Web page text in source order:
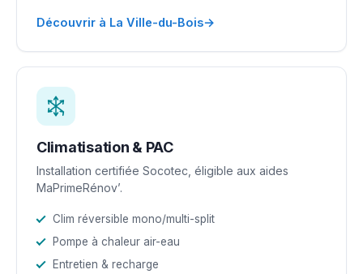
Découvrir à La Ville-du-Bois→
Climatisation & PAC
Installation certifiée Socotec, éligible aux aides
MaPrimeRénov’.
Clim réversible mono/multi-split
Pompe à chaleur air-eau
Entretien & recharge